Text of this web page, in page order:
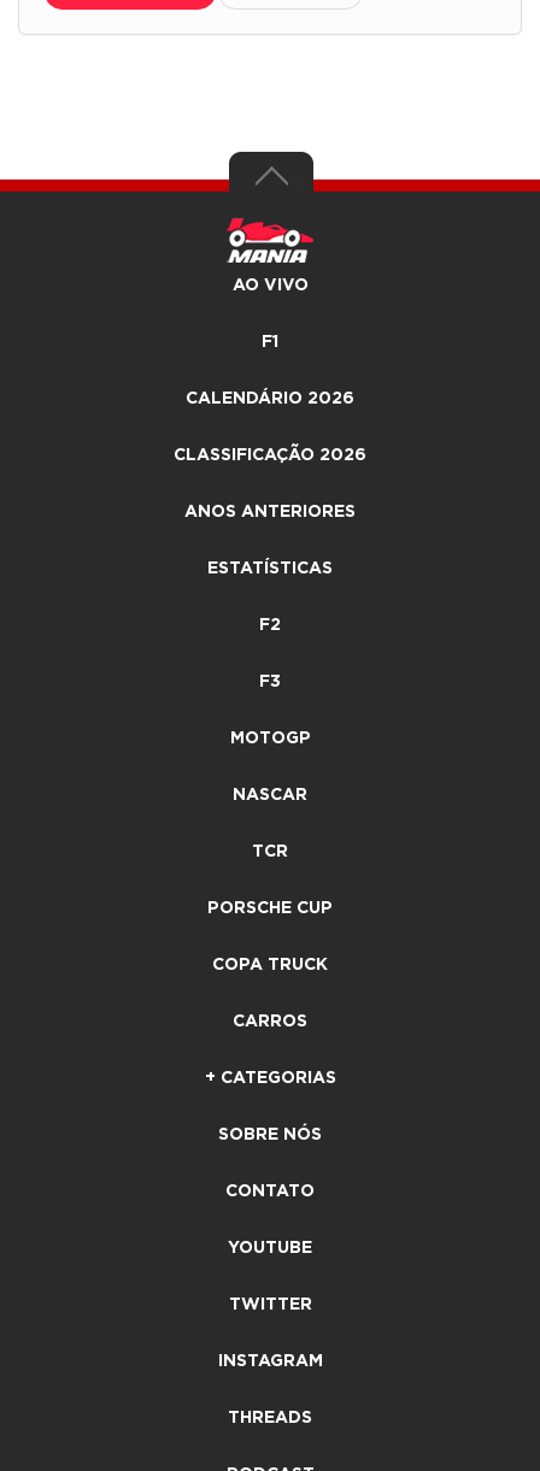
AO VIVO
F1
CALENDÁRIO 2026
CLASSIFICAÇÃO 2026
ANOS ANTERIORES
ESTATÍSTICAS
F2
F3
MOTOGP
NASCAR
TCR
PORSCHE CUP
COPA TRUCK
CARROS
+ CATEGORIAS
SOBRE NÓS
CONTATO
YOUTUBE
TWITTER
INSTAGRAM
THREADS